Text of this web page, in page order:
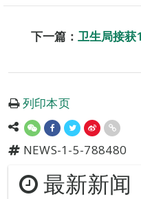
下一篇： 卫生局接获
列印本页
NEWS-1-5-788480
最新新闻